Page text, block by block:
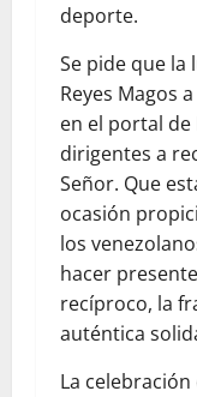
deporte.
Se pide que la
Reyes Magos
en el portal de
dirigentes a
Señor. Que
ocasión
los
hacer
recíproco, la
auténtica
La